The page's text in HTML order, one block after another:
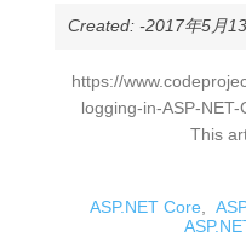
Created: -2017年5月
https://
logging-in-ASP-
This
ASP.NET Core